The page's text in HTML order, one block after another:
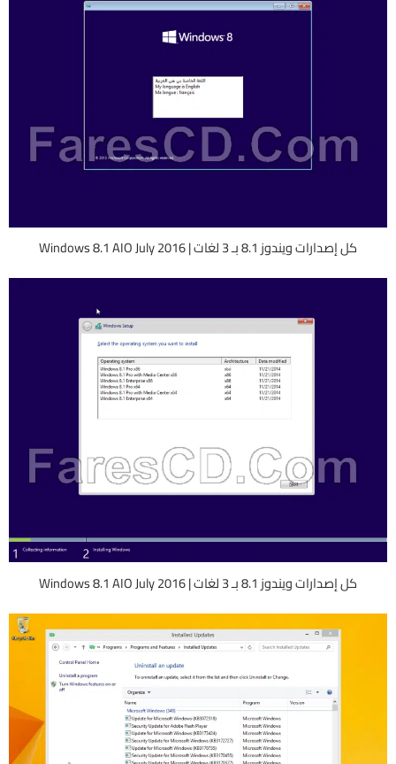
كل إصدارات ويندوز 8.1 بـ 3 لغات | Windows 8.1 AIO July 2016
كل إصدارات ويندوز 8.1 بـ 3 لغات | Windows 8.1 AIO July 2016